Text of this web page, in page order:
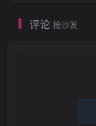
评论 抢沙发